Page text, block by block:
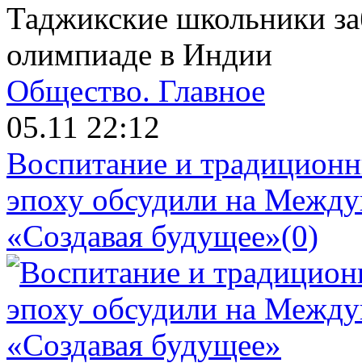
Таджикские школьники
олимпиаде в Индии
Общество. Главное
05.11 22:12
Воспитание и
эпоху обсудили на
«Создавая будущее»(0)